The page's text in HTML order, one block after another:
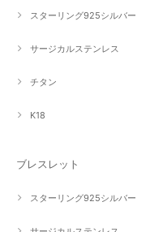
スターリング925シルバー
サージカルステンレス
チタン
K18
ブレスレット
スターリング925シルバー